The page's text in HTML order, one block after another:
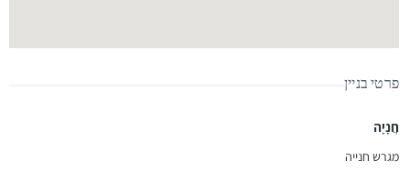
פרטי בניין
חֲנָיָה
מגרש חנייה